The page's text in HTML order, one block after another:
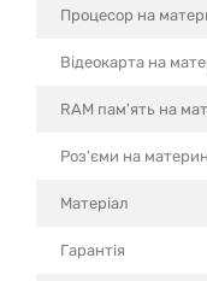
Процесор на
Відеокарта на
RAM пам'ять на
Роз'єми на
Матеріал
Гарантія